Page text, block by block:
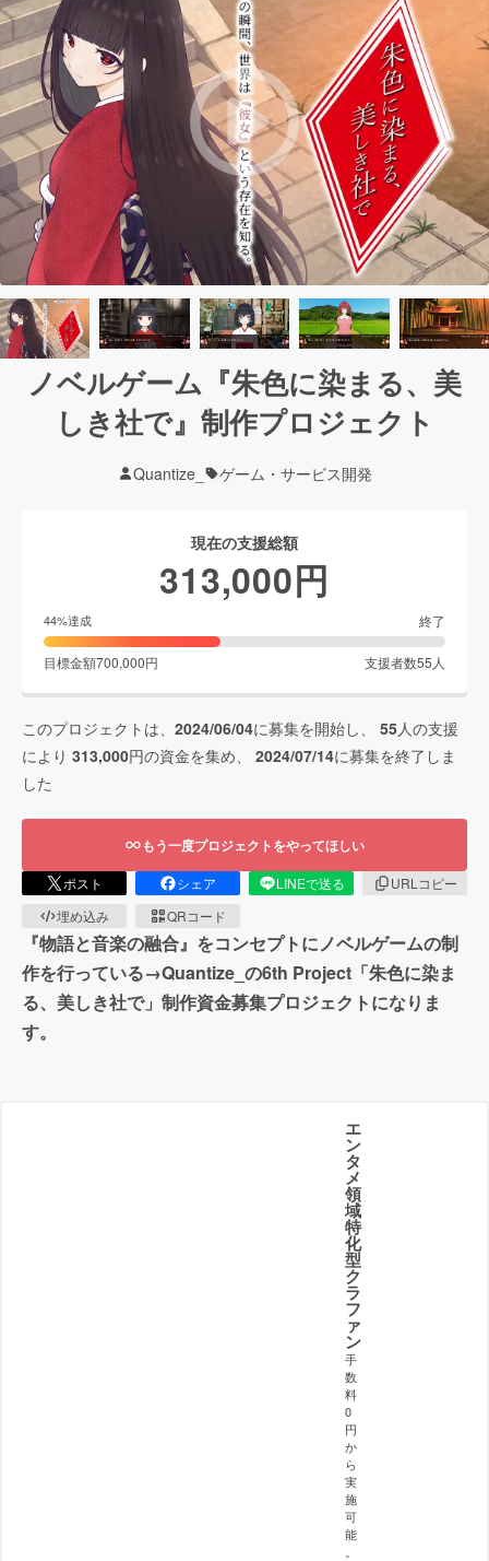
ノベルゲーム『朱色に染まる、美
しき社で』制作プロジェクト
Quantize_ ゲーム・サービス開発
現在の支援総額
313,000円
44%達成 終了
目標金額700,000円 支援者数55 人
このプロジェクトは、 2024/06/04に募集を開始し、 55人の支援
により 313,000円の資金を集め、 2024/07/14に募集を終了しま
した
もう一度プロジェクトをやってほしい
ポスト シェア LINEで送る
URLコピー
埋め込み
QRコード
『物語と音楽の融合』をコンセプトにノベルゲームの制
作を行っている→Quantize_の6th Project「朱色に染ま
る、美しき社で」制作資金募集プロジェクトになりま
す。
エ
ン
タ
メ
領
域
特
化
型
ク
ラ
フ
ァ
ン
手
数
料
0
円
か
ら
実
施
可
能